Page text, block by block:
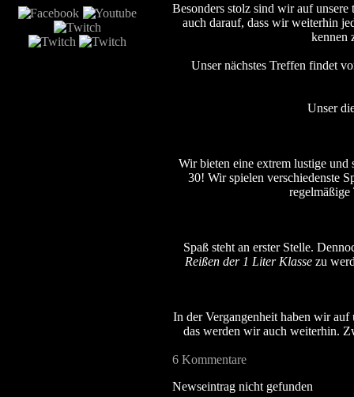
Besonders stolz sind wir auf
auch darauf, dass wir weiterhin
kennen
Unser nächstes Treffen findet
Unser
Wir bieten eine extrem lustige
30! Wir spielen verschiedenste
Spaß steht an erster Stelle.
Reißen der 1 Liter Klasse zu
In der Vergangenheit haben wir
das werden wir auch weiterhin.
6 Kommentare
Newseintrag nicht gefunden